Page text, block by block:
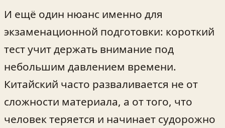
И ещё один нюанс именно для
экзаменационной подготовки: короткий
тест учит держать внимание под
небольшим давлением времени.
Китайский часто разваливается не от
сложности материала, а от того, что
человек теряется и начинает судорожно